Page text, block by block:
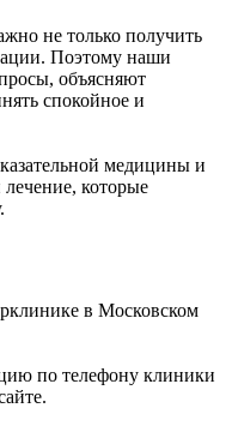
не только получить
Поэтому наши
объясняют
спокойное и
медицины и
лечение, которые
в Московском
по телефону клиники